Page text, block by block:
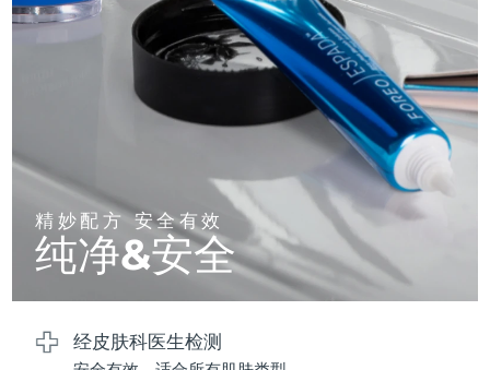
精妙配方 安全有效
纯净&安全
经皮肤科医生检测
新加坡 预计送达日期
预计送达日期
预计送达日期8/12/26
南非 预计送达日期 8/20/26
韩国 预计送达日期8/14/26
西班牙 预计送达日期8/12/26